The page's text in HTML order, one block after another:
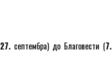
27. септембра) до Благовести (7.